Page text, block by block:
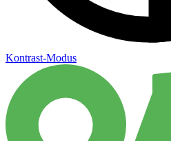
Kontrast-Modus